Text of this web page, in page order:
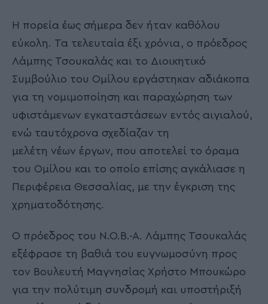
Η πορεία έως σήμερα δεν ήταν καθόλου
εύκολη. Τα τελευταία έξι χρόνια, ο πρόεδρος
Λάμπης Τσουκαλάς και το Διοικητικό
Συμβούλιο του Ομίλου εργάστηκαν αδιάκοπα
για τη νομιμοποίηση και παραχώρηση των
υφιστάμενων εγκαταστάσεων εντός αιγιαλού,
ενώ ταυτόχρονα σχεδίαζαν τη
μελέτη νέων έργων, που αποτελεί το όραμα
του Ομίλου και το οποίο επίσης αγκάλιασε η
Περιφέρεια Θεσσαλίας, με την έγκριση της
χρηματοδότησης.
Ο πρόεδρος του Ν.Ο.Β.-Α. Λάμπης Τσουκαλάς
εξέφρασε τη βαθιά του ευγνωμοσύνη προς
τον Βουλευτή Μαγνησίας Χρήστο Μπουκώρο
για την πολύτιμη συνδρομή και υποστήριξή